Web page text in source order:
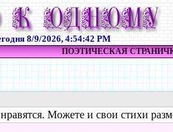
8/9/2026, 4:54:42 PM
ПОЭТИЧЕСКАЯ
Можете и свои стихи